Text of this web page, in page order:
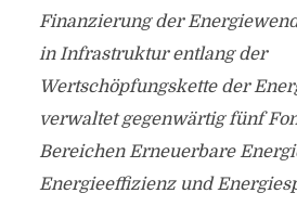
Finanzierung der
in Infrastruktur entlang der
Wertschöpfungskette der
verwaltet gegenwärtig fünf
Bereichen Erneuerbare
Energieeffizienz und